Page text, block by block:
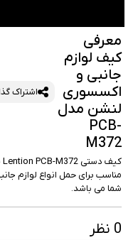
معرفی
کیف لوازم
جانبی و
اکسسوری
لنشن مدل
PCB-
M372
اشتراک گذاری
شما می باشد.